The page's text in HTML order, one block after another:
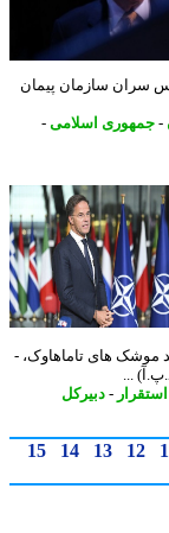
سازمان پیمان
اسلامی-
های تاماهاوک، -
...
- دبیرکل
13
14
15